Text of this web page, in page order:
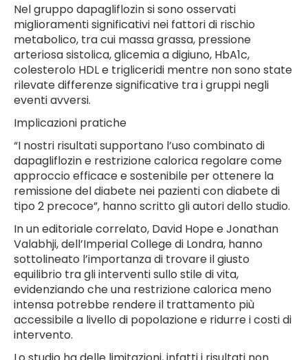
Nel gruppo dapagliflozin si sono osservati
miglioramenti significativi nei fattori di rischio
metabolico, tra cui massa grassa, pressione
arteriosa sistolica, glicemia a digiuno, HbA1c,
colesterolo HDL e trigliceridi mentre non sono state
rilevate differenze significative tra i gruppi negli
eventi avversi.
Implicazioni pratiche
“I nostri risultati supportano l’uso combinato di
dapagliflozin e restrizione calorica regolare come
approccio efficace e sostenibile per ottenere la
remissione del diabete nei pazienti con diabete di
tipo 2 precoce”, hanno scritto gli autori dello studio.
In un editoriale correlato, David Hope e Jonathan
Valabhji, dell’Imperial College di Londra, hanno
sottolineato l’importanza di trovare il giusto
equilibrio tra gli interventi sullo stile di vita,
evidenziando che una restrizione calorica meno
intensa potrebbe rendere il trattamento più
accessibile a livello di popolazione e ridurre i costi di
intervento.